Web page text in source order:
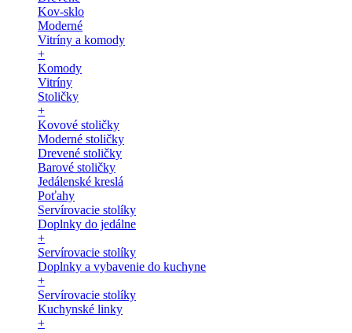
Kov-sklo
Moderné
Vitríny a komody
+
Komody
Vitríny
Stoličky
+
Kovové stoličky
Moderné stoličky
Drevené stoličky
Barové stoličky
Jedálenské kreslá
Poťahy
Servírovacie stolíky
Doplnky do jedálne
+
Servírovacie stolíky
Doplnky a vybavenie do kuchyne
+
Servírovacie stolíky
Kuchynské linky
+